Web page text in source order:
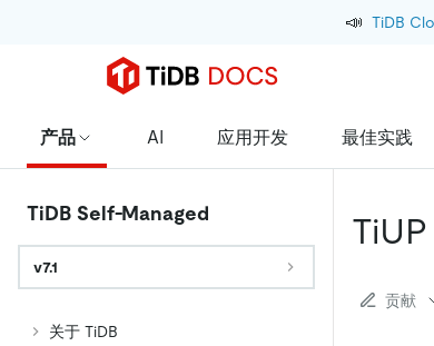
📣 TiDB
产品 AI 应用开发 最佳实践
TiDB Self-Managed
v7.1
关于 TiDB
贡献